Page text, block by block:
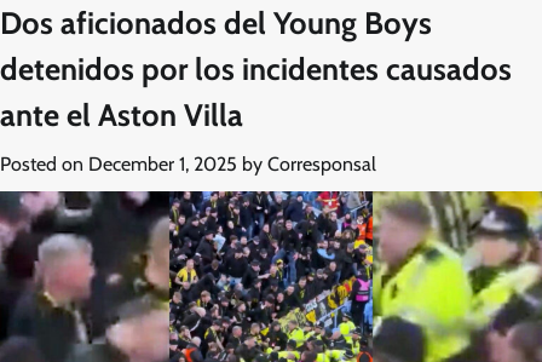
Dos aficionados del Young Boys
detenidos por los incidentes causados
ante el Aston Villa
Posted on December 1, 2025 by Corresponsal